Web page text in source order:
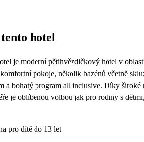
hotel
je moderní pětihvězdičkový hotel v
pokoje, několik bazénů včetně
a bohatý program all inclusive. Díky široké
je oblíbenou volbou jak pro rodiny s
pro dítě do 13 let